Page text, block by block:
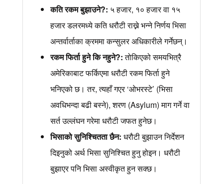
कति रकम बुझाउने?: ५ हजार, १० हजार वा १५
हजार डलरमध्ये कति धरौटी राख्ने भन्ने निर्णय भिसा
अन्तर्वार्ताका क्रममा कन्सुलर अधिकारीले गर्नेछन्।
रकम फिर्ता हुने कि नहुने?:तोकिएको समयभित्रै
अमेरिकाबाट फर्किएमा धरौटी रकम फिर्ता हुने
भनिएको छ। तर, त्यहाँ गएर ‘ओभरस्टे’ (भिसा
अवधिभन्दा बढी बस्ने), शरण (Asylum) माग गर्ने वा
सर्त उल्लंघन गरेमा धरौटी जफत हुनेछ।
भिसाको सुनिश्चितता छैन: धरौटी बुझाउन निर्देशन
दिइनुको अर्थ भिसा सुनिश्चित हुनु होइन। धरौटी
बुझाएर पनि भिसा अस्वीकृत हुन सक्छ।